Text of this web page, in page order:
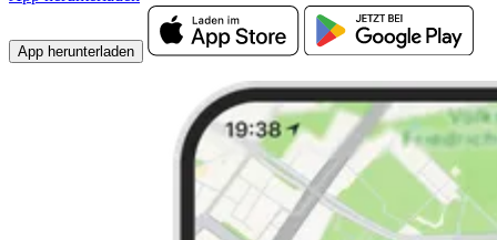
App herunterladen